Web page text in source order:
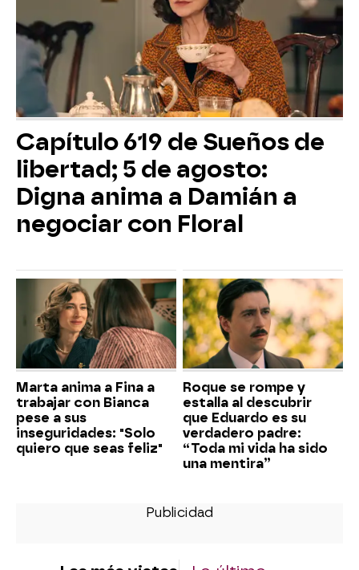
Capítulo 619 de Sueños de
libertad; 5 de agosto:
Digna anima a Damián a
negociar con Floral
Marta anima a Fina a
trabajar con Bianca
pese a sus
inseguridades: "Solo
quiero que seas feliz"
Roque se rompe y
estalla al descubrir
que Eduardo es su
verdadero padre:
“Toda mi vida ha sido
una mentira”